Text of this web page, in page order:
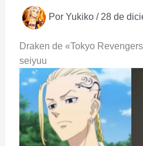
Por Yukiko / 28 de
Draken de «Tokyo
seiyuu